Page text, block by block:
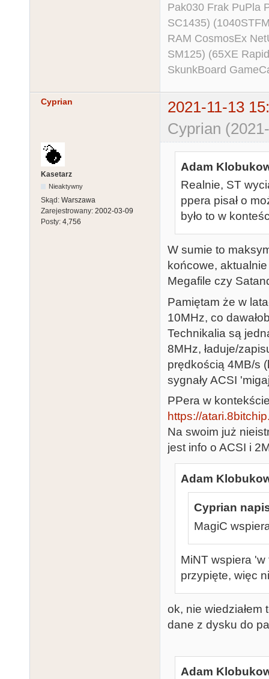
Pak030 Frak PuPla
SC1435)
RAM CosmosEx
SM125) (65XE
SkunkBoard
Cyprian
2021-11-13
Cyprian
Kasetarz
Nieaktywny
Skąd: Warszawa
Zarejestrowany: 2002-03-09
Posty: 4,756
Adam
Realnie, ST
ppera pisał o
było to w
W sumie to
końcowe,
Megafile czy
Pamiętam że w
10MHz, co
Technikalia są
8MHz, ładuje/
prędkością 4MB/s
sygnały ACSI
PPera w
https://
Na swoim już
jest info o ACSI i
Adam
Cyprian
MagiC
MiNT wspiera
przypięte, więc
ok, nie wiedziałem
dane z dysku do
Adam